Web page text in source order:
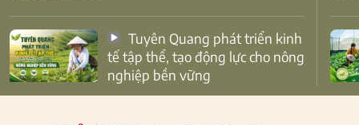
tế tập thể, tạo động lực cho nông
nghiệp bền vững